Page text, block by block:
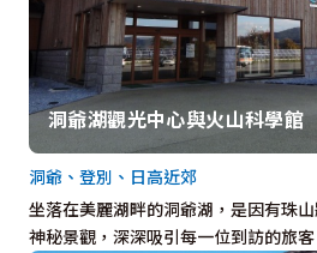
洞爺湖觀光中心與火山科學館
坐落在美麗湖畔的洞爺湖，是因有珠
神秘景觀，深深吸引每一位到訪的旅
洞爺、登別、日高近郊